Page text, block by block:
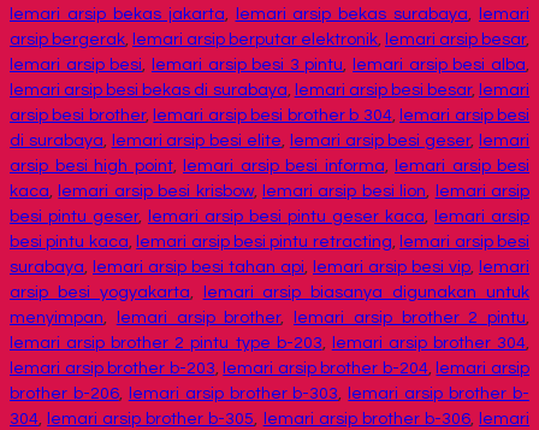
lemari arsip bekas jakarta, lemari arsip bekas surabaya,
lemari
arsip bergerak, lemari arsip berputar elektronik, lemari arsip besar,
lemari arsip besi, lemari arsip besi 3 pintu, lemari arsip besi alba,
lemari arsip besi bekas di surabaya, lemari arsip besi besar, lemari
arsip besi brother, lemari arsip besi brother b 304, lemari arsip besi
di surabaya, lemari arsip besi elite, lemari arsip besi geser, lemari
arsip besi high point, lemari arsip besi informa,
lemari arsip besi
kaca, lemari arsip besi krisbow, lemari arsip besi lion,
lemari arsip
besi pintu geser, lemari arsip besi pintu geser kaca,
lemari arsip
besi pintu kaca, lemari arsip besi pintu retracting, lemari arsip besi
surabaya, lemari arsip besi tahan api, lemari arsip besi vip, lemari
arsip besi yogyakarta,
lemari arsip biasanya digunakan untuk
menyimpan, lemari arsip brother, lemari arsip brother 2 pintu,
lemari arsip brother 2 pintu type b-203, lemari arsip brother 304,
lemari arsip brother b-203, lemari arsip brother b-204, lemari arsip
brother b-206, lemari arsip brother b-303,
lemari arsip brother b-
304, lemari arsip brother b-305, lemari arsip brother b-306, lemari